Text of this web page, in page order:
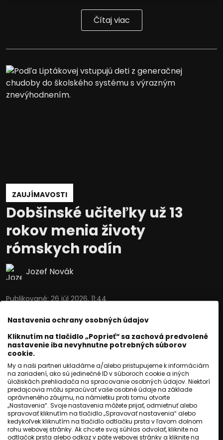
Čítaj viac
ZAUJÍMAVOSTI
Dobšinské učiteľky už 13
rokov menia životy
rómskych rodín
Jozef Novák
Publikované:26 júl 2026, 11:44
Aktualizované
26 júl 2026, 11:44 2 min. čítania
Občianske združenie Detstvo deťom
vzniklo v Dobšinej po tom, ako učiteľky
Eleonóra Liptáková a Erika Polgáriová v
roku 2012 otvoreným listom upozornili
vtedajšie vedenie ministerstva školstva
na problémy vo vzdelávaní detí z
marginalizovaných rómskych komunít.
Nastavenia ochrany osobných údajov
Kliknutím na tlačidlo „Poprieť“ sa zachová predvolené
nastavenie iba nevyhnutne potrebných súborov
cookie.
My a naši partneri ukladáme a/alebo pristupujeme k informáciám
na zariadení, ako sú jedinečné ID v súboroch cookie a iných
úložiskách prehliadača na spracovanie osobných údajov. Niektorí
predajcovia môžu spracúvať vaše osobné údaje na základe
oprávneného záujmu, na námietku proti tomu otvorte
„Nastavenia“. Svoje nastavenia môžete prijať, odmietnuť alebo
spravovať kliknutím na tlačidlo „Spravovať nastavenia“ alebo
kedykoľvek kliknutím na tlačidlo odtlačku prsta v ľavom dolnom
rohu webovej stránky. Ak chcete svoj súhlas odvolať, kliknite na
odtlačok prsta alebo odkaz v päte webovej stránky a kliknite na